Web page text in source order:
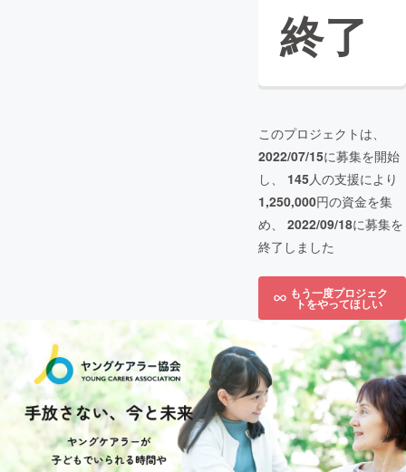
終了
このプロジェクトは、
2022/07/15に募集を開始
し、 145人の支援により
1,250,000円の資金を集
め、 2022/09/18に募集を
終了しました
もう一度プロジェク
トをやってほしい